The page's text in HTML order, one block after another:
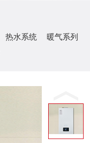
热水系统
暖气系列